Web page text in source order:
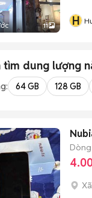
11 H
tìm dung lượng
64 GB 128 GB